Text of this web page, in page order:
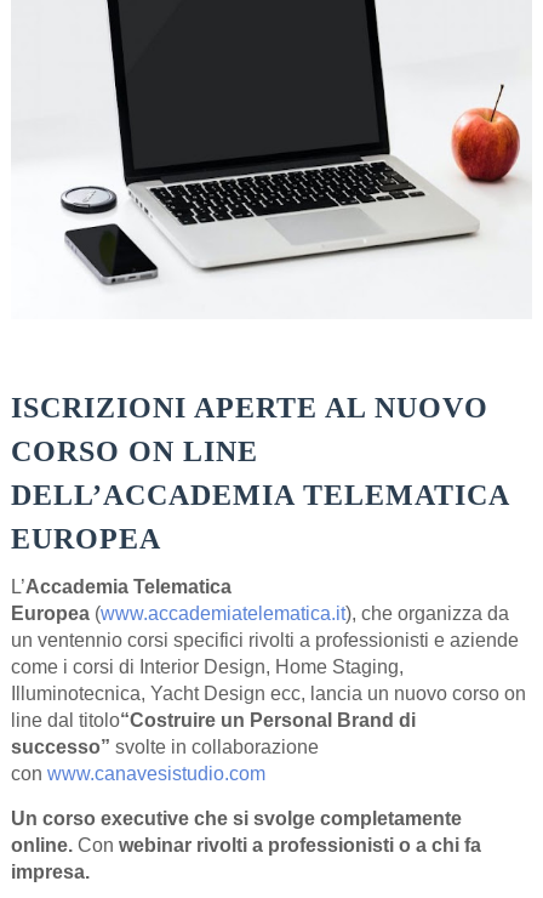
ISCRIZIONI APERTE AL NUOVO
CORSO ON LINE
DELL’ACCADEMIA TELEMATICA
EUROPEA
L’Accademia Telematica
Europea(www.accademiatelematica.it), che organizza da
un ventennio corsi specifici rivolti a professionisti e aziende
come i corsi di Interior Design, Home Staging,
Illuminotecnica, Yacht Design ecc, lancia un nuovo corso on
line dal titolo“Costruire un Personal Brand di
successo” svolte in collaborazione
con www.canavesistudio.com
Un corso executive che si svolge completamente
online. Con webinar rivolti a professionisti o a chi fa
impresa.